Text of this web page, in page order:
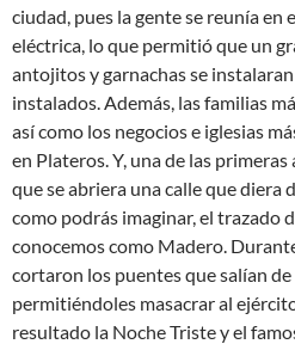
ciudad, pues la gente se reunía en
eléctrica, lo que permitió que un
antojitos y garnachas se
instalados. Además, las familias
así como los negocios e iglesias
en Plateros. Y, una de las
que se abriera una calle que diera
como podrás imaginar, el trazado
conocemos como Madero.
cortaron los puentes que salían de
permitiéndoles masacrar al
resultado la Noche Triste y el